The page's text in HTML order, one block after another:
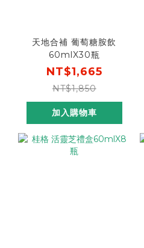
天地合補 葡萄糖胺飲
60mlX30瓶
NT$1,665
NT$1,850
加入購物車